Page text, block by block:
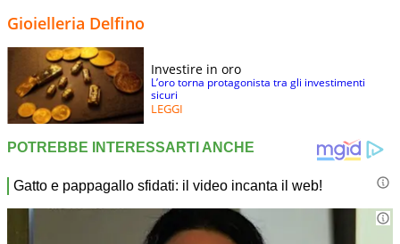
Gioielleria Delfino
Investire in oro
L’oro torna protagonista tra gli investimenti
sicuri
LEGGI